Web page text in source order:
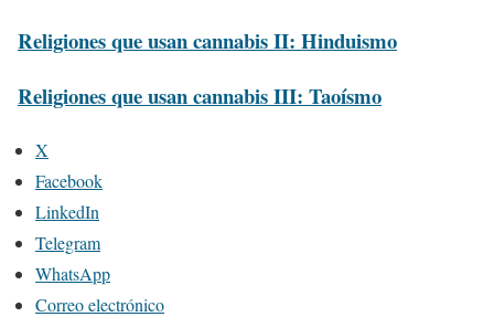
Religiones que usan cannabis II: Hinduismo
Religiones que usan cannabis III: Taoísmo
X
Facebook
LinkedIn
Telegram
WhatsApp
Correo electrónico